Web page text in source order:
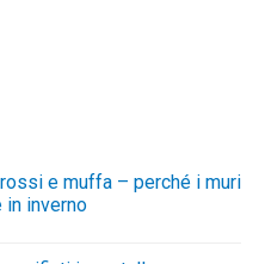
e muffa – perché i muri
in inverno